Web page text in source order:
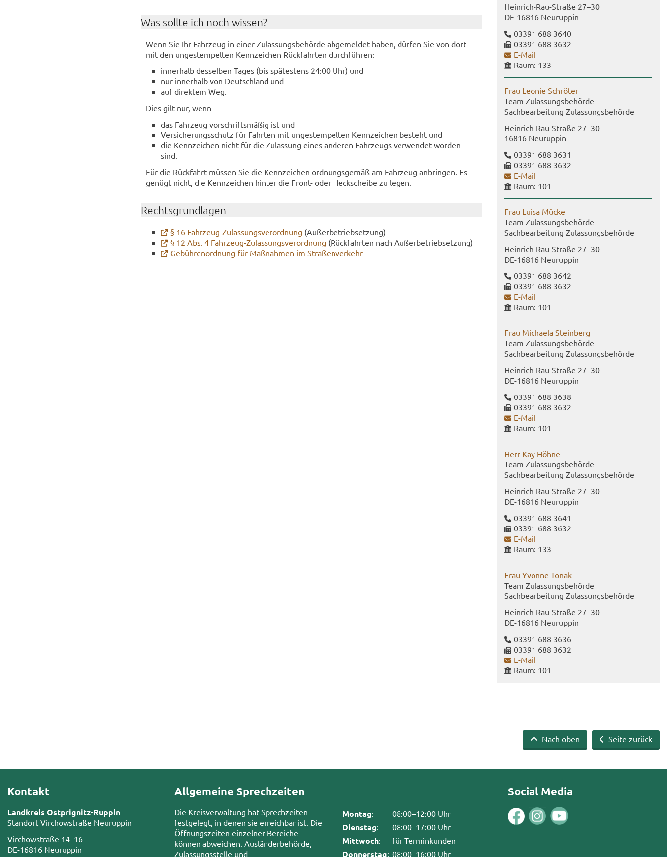
Was soll­te ich noch wis­sen?
Wenn Sie Ihr Fahr­zeug in einer Zu­las­sungs­be­hör­de ab­ge­mel­det haben, dür­fen Sie von dort
mit den un­ge­stem­pel­ten Kenn­zei­chen Rück­fahr­ten durch­füh­ren:
in­ner­halb des­sel­ben Tages (bis spä­tes­tens 24:00 Uhr) und
nur in­ner­halb von Deutsch­land und
auf di­rek­tem Weg.
Dies gilt nur, wenn
das Fahr­zeug vor­schrifts­mä­ßig ist und
Ver­si­che­rungs­schutz für Fahr­ten mit un­ge­stem­pel­ten Kenn­zei­chen be­steht und
die Kenn­zei­chen nicht für die Zu­las­sung eines an­de­ren Fahr­zeugs ver­wen­det wor­den
sind.
Für die Rück­fahrt müs­sen Sie die Kenn­zei­chen ord­nungs­ge­mäß am Fahr­zeug an­brin­gen. Es
ge­nügt nicht, die Kenn­zei­chen hin­ter die Front-​ oder Heck­schei­be zu legen.
Rechts­grund­la­gen
§ 16 Fahrzeug-​Zulassungsverordnung (Au­ßer­be­trieb­set­zung)
§ 12 Abs. 4 Fahrzeug-​Zulassungsverordnung (Rück­fahr­ten nach Au­ßer­be­trieb­set­zung)
Ge­büh­ren­ord­nung für Maß­nah­men im Stra­ßen­ver­kehr
Heinrich-​Rau-Straße 27–30
DE-​16816 Neu­rup­pin
03391 688 3640
03391 688 3632
E-​Mail
Raum: 133
Frau Leo­nie Schrö­ter
Team Zu­las­sungs­be­hör­de
Sach­be­ar­bei­tung Zu­las­sungs­be­hör­de
Heinrich-​​Rau-​Straße 27–30
16816 Neu­rup­pin
03391 688 3631
03391 688 3632
E-​Mail
Raum: 101
Frau Luisa Mücke
Team Zu­las­sungs­be­hör­de
Sach­be­ar­bei­tung Zu­las­sungs­be­hör­de
Heinrich-​Rau-Straße 27–30
DE-​16816 Neu­rup­pin
03391 688 3642
03391 688 3632
E-​Mail
Raum: 101
Frau Mi­chae­la Stein­berg
Team Zu­las­sungs­be­hör­de
Sach­be­ar­bei­tung Zu­las­sungs­be­hör­de
Heinrich-​Rau-Straße 27–30
DE-​16816 Neu­rup­pin
03391 688 3638
03391 688 3632
E-​Mail
Raum: 101
Herr Kay Höhne
Team Zu­las­sungs­be­hör­de
Sach­be­ar­bei­tung Zu­las­sungs­be­hör­de
Heinrich-​Rau-Straße 27–30
DE-​16816 Neu­rup­pin
03391 688 3641
03391 688 3632
E-​Mail
Raum: 133
Frau Yvonne Tonak
Team Zu­las­sungs­be­hör­de
Sach­be­ar­bei­tung Zu­las­sungs­be­hör­de
Heinrich-​Rau-Straße 27–30
DE-​16816 Neu­rup­pin
03391 688 3636
03391 688 3632
E-​Mail
Raum: 101
Seite zurück
Nach oben
Kontakt
Landkreis Ostprignitz-Ruppin
Standort Virchowstraße Neuruppin
Virchowstraße 14–16
DE-16816 Neuruppin
Allgemeine Sprechzeiten
Die Kreisverwaltung hat Sprechzeiten
festgelegt, in denen sie erreichbar ist. Die
Öffnungszeiten einzelner Bereiche
können abweichen. Ausländerbehörde,
Zulassungsstelle und
Montag: 08:00–12:00 Uhr
Dienstag: 08:00–17:00 Uhr
Mittwoch: für Terminkunden
Donnerstag: 08:00–16:00 Uhr
Social Media